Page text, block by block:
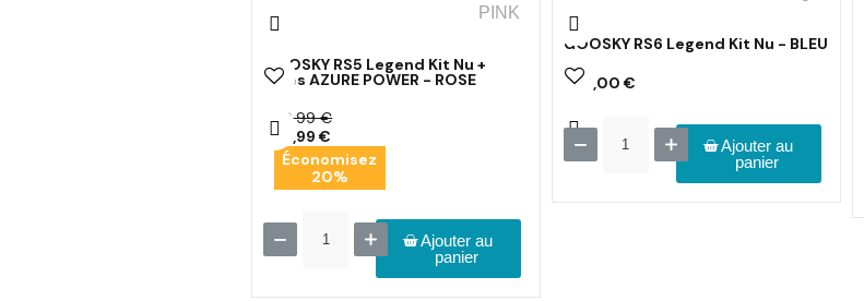
GOOSKY RS5 Legend Kit Nu +
pales AZURE POWER - ROSE
699,99 €
559,99 €
Économisez
20%
Ajouter au
panier
GOOSKY RS6 Legend Kit Nu - BLEU
689,00 €
Ajouter au
panier